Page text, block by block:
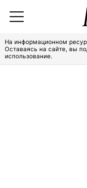
На информационном
Оставаясь на сайте, вы
использование.